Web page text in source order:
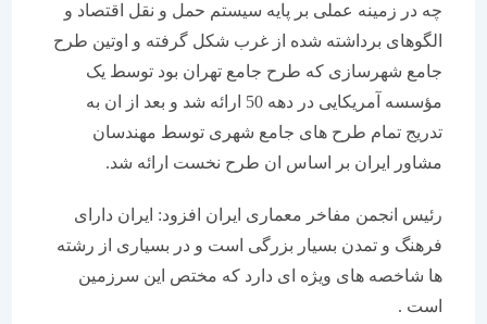
چه در زمینه عملی بر پایه سیستم حمل و نقل اقتصاد و
الگوهای برداشته شده از غرب شکل گرفته و اوتین طرح
جامع شهرسازی که طرح جامع تهران بود توسط یک
مؤسسه آمریکایی در دهه 50 ارائه شد و بعد از ان به
تدریج تمام طرح های جامع شهری توسط مهندسان
مشاور ایران بر اساس ان طرح نخست ارائه شد.
رئیس انجمن مفاخر معماری ایران افزود: ایران دارای
فرهنگ و تمدن بسیار بزرگی است و در بسیاری از رشته
ها شاخصه های ویژه ای دارد که مختص این سرزمین